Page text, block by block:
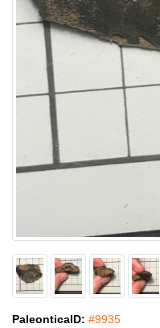
PaleonticaID: #9935